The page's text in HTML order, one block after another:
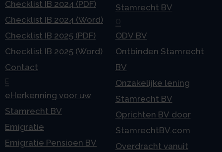
Checklist IB 2024 (PDF)
Checklist IB 2024 (Word)
Checklist IB 2025 (PDF)
Checklist IB 2025 (Word)
Contact
E
eHerkenning voor uw
Stamrecht BV
Emigratie
Emigratie Pensioen BV
Stamrecht BV
O
ODV BV
Ontbinden Stamrecht
BV
Onzakelijke lening
Stamrecht BV
Oprichten BV door
StamrechtBV.com
Overdracht vanuit